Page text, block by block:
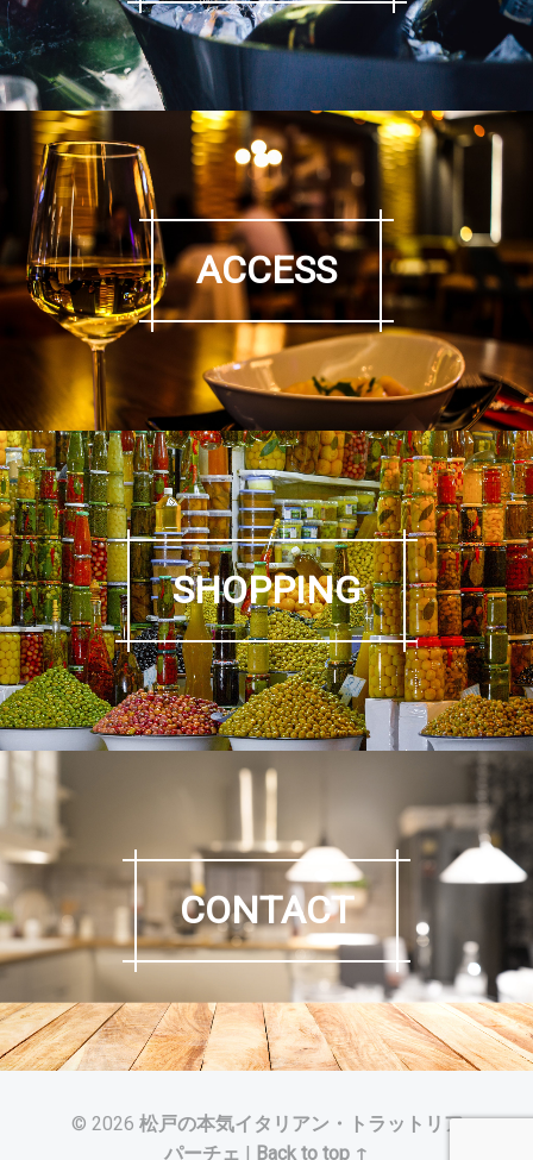
ACCESS
SHOPPING
CONTACT
© 2026 松戸の本気イタリアン・トラットリア
パーチェ | Back to top ↑